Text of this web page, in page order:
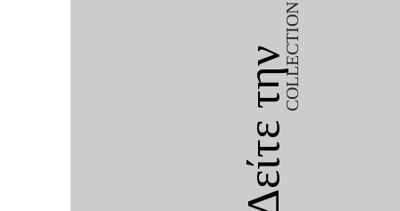
Δείτε τηνCOLLECTION